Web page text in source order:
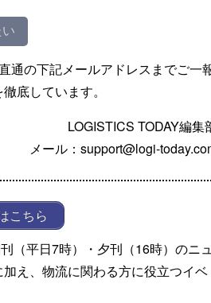
通の下記メールアドレスまでご一
底しています。
LOGISTICS TODAY編集
メール：support@logi-
こちら
（平日7時）・夕刊（16時）のニュ
え、物流に関わる方に役立つイベ